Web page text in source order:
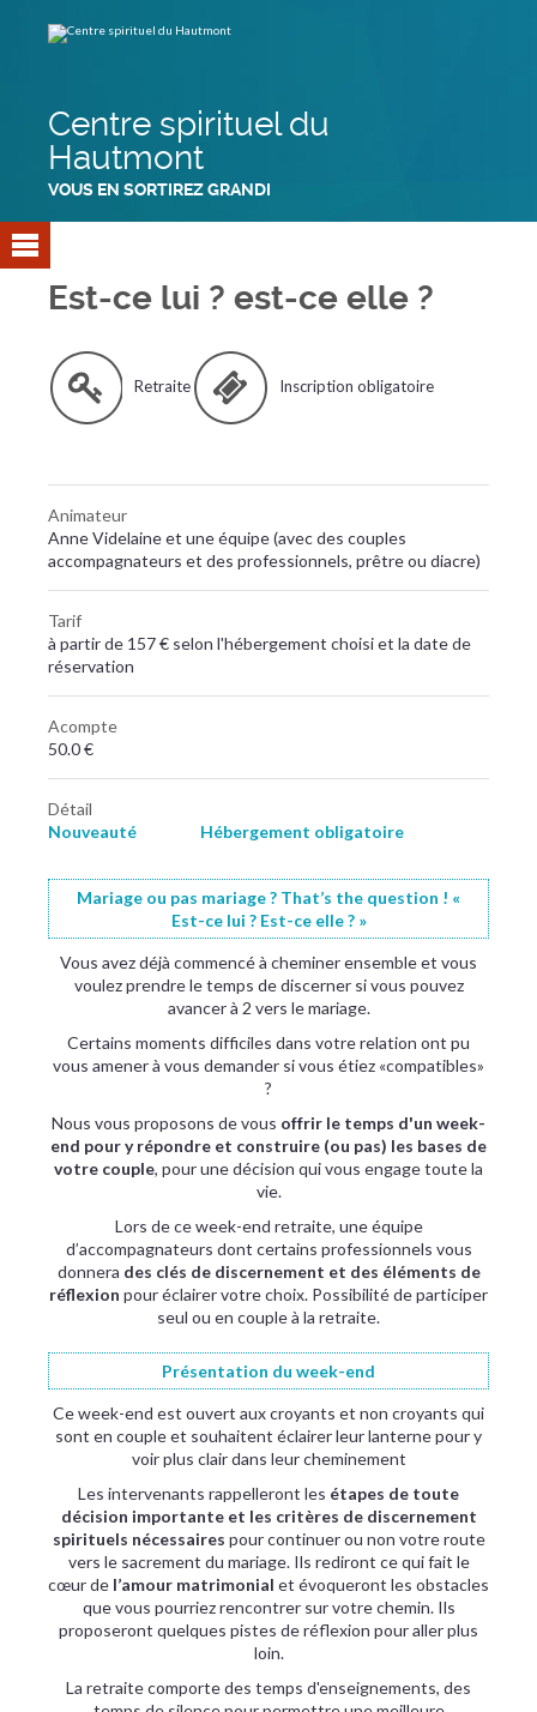
contenu.
Centre spirituel du
Hautmont
VOUS EN SORTIREZ GRANDI
Est-ce lui ? est-ce elle ?
Retraite Inscription obligatoire
Animateur
Anne Videlaine et une équipe (avec des ​couples
accompagnateurs​ et des professionnels​, prêtre ou diacre)
Tarif
à partir de 157 € selon l'hébergement choisi et la date de
réservation
Acompte
50.0 €
Détail
Nouveauté
Hébergement obligatoire
Mariage ou pas mariage ? That’s the question ! «
Est-ce lui ? Est-ce elle ? »
Vous avez déjà commencé à cheminer ensemble et vous
voulez prendre le temps de discerner si vous pouvez
avancer à 2 vers le mariage.
Certains moments difficiles dans votre relation ont pu
vous amener à vous demander si vous étiez «compatibles»
?
Nous vous proposons de vous offrir le temps d'un week-
end pour y répondre et construire (ou pas) les bases de
votre couple, pour une décision qui vous engage toute la
vie.
Lors de ce week-end retraite, une équipe
d’accompagnateurs dont certains professionnels vous
donnera des clés de discernement et des éléments de
réflexion pour éclairer votre choix. Possibilité de participer
seul ou en couple à la retraite.
Présentation du week-end
Ce week-end est ouvert aux croyants et non croyants qui
sont en couple et souhaitent éclairer leur lanterne pour y
voir plus clair dans leur cheminement
Les intervenants rappelleront les étapes de toute
décision importante et les critères de discernement
spirituels nécessaires pour continuer ou non votre route
vers le sacrement du mariage. Ils rediront ce qui fait le
cœur de l’amour matrimonial et évoqueront les obstacles
que vous pourriez rencontrer sur votre chemin. Ils
proposeront quelques pistes de réflexion pour aller plus
loin.
La retraite comporte des temps d'enseignements, des